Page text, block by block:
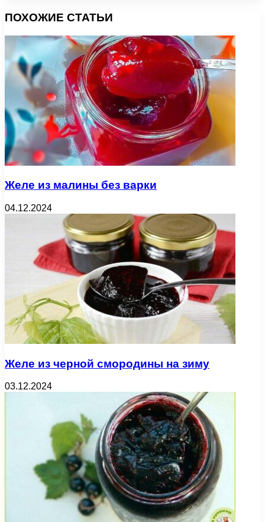
ПОХОЖИЕ СТАТЬИ
Желе из малины без варки
04.12.2024
Желе из черной смородины на зиму
03.12.2024